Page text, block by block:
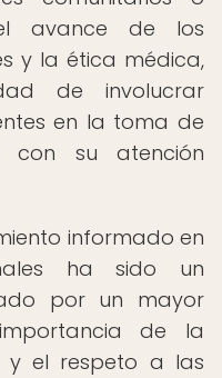
avance de los
y la ética médica,
de involucrar
en la toma de
con su atención
informado en
ha sido un
por un mayor
de la
y el respeto a las